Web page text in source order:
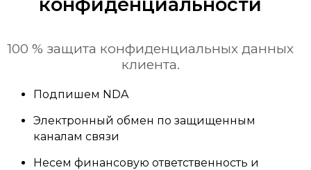
100 % защита конфиденциальных данных
клиента.
Подпишем NDA
Электронный обмен по защищенным
каналам связи
Несем финансовую ответственность и